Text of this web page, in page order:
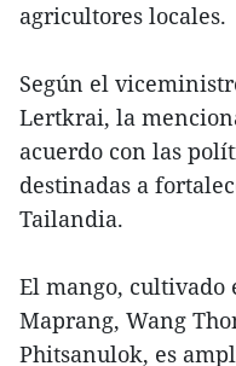
agricultores locales.
Según el
Lertkrai, la
acuerdo con las
destinadas a
Tailandia.
El mango, cultivado
Maprang, Wang
Phitsanulok, es